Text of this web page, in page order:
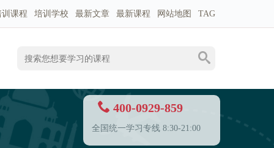
训课程 培训学校 最新文章 最新课程 网站地图 TAG
400-0929-859
全国统一学习专线 8:30-21:00